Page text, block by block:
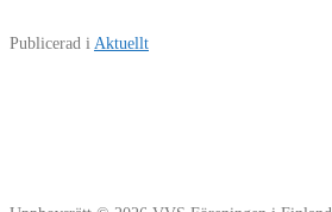
Publicerad i Aktuellt